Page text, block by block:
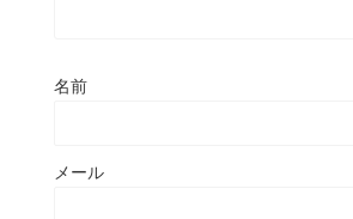
名前
メール